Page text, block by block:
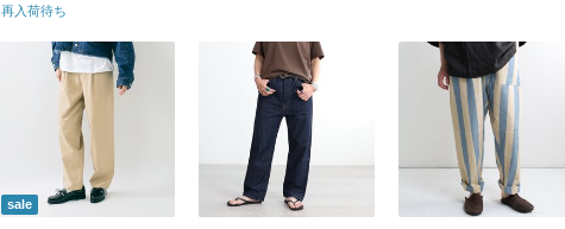
再入荷待ち
sale